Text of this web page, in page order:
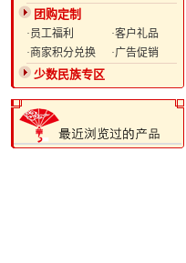
团购定制
·员工福利
·客户礼品
·商家积分兑换
·广告促销
少数民族专区